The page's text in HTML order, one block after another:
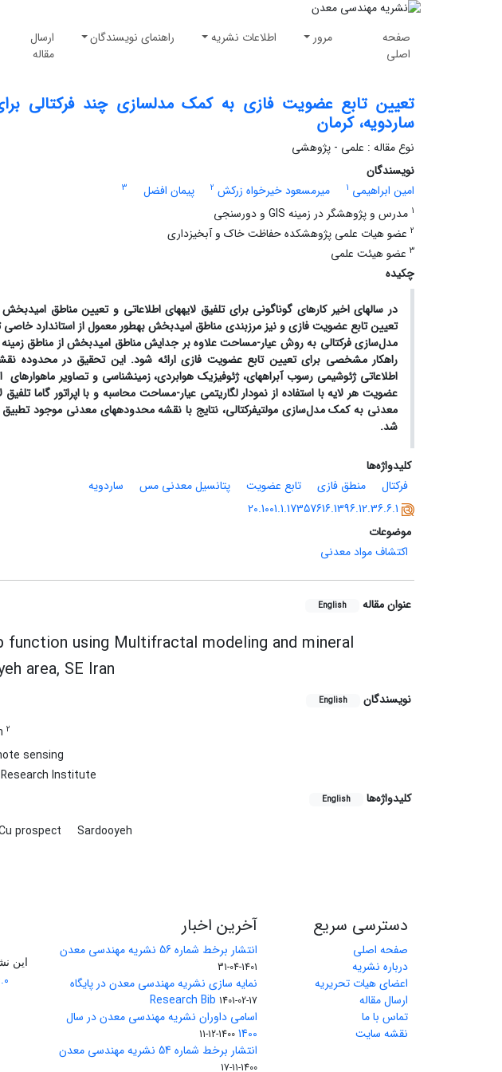
صفحه
اصلی
مرور اطلاعات نشریه راهنمای نویسندگان
ارسال
مقاله
تعیین تابع عضویت فازی به کمک مدلسازی چند فرکتالی
ساردویه، کرمان
نوع مقاله : علمی - پژوهشی
نویسندگان
امین ابراهیمی 1 میرمسعود خیرخواه زرکش 2 پیمان افضل
3
1 مدرس و پژوهشگر در زمینه GIS و دورسنجی
2 عضو هیات علمی پژوهشکده حفاظت خاک و آبخیزداری
3 عضو هیئت علمی
چکیده
در سال­های اخیر کارهای گوناگونی برای تلفیق لایه­های اطلاعاتی و تعیین مناطق
تعیین تابع عضویت فازی و نیز مرزبندی مناطق امیدبخش به­طور معمول از استاندارد خاصی
مدل‌سازی فرکتالی به روش عیار-مساحت علاوه بر جدایش مناطق امیدبخش از مناطق
عضویت هر لایه با استفاده از نمودار لگاریتمی عیار-مساحت محاسبه و با اپراتور گاما
شد.
کلیدواژه‌ها
فرکتال
منطق فازی تابع عضویت پتانسیل معدنی مس
ساردویه
20.1001.1.17357616.1396.12.36.6.1
موضوعات
اکتشاف مواد معدنی
عنوان مقاله English
using Multifractal modeling and mineral
area, SE Iran
نویسندگان English
2
sensing
Institute
کلیدواژه‌ها
English
prospect Sardooyeh
دسترسی سریع
صفحه اصلی
درباره نشریه
اعضای هیات تحریریه
ارسال مقاله
تماس با ما
نقشه سایت
آخرین اخبار
انتشار برخط شماره 56 نشریه مهندسی معدن
1401-04-31
نمایه سازی نشریه مهندسی معدن در پایگاه
Research Bib 1401-02-17
اسامی داوران نشریه مهندسی معدن در سال
1400
1400-12-11
انتشار برخط شماره 54 نشریه مهندسی معدن
1400-11-17
این